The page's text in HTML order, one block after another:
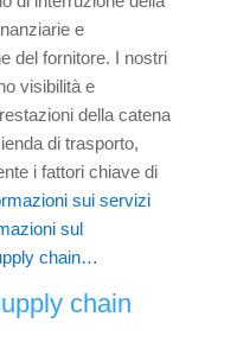
e
del fornitore. I nostri
visibilità e
della catena
di trasporto,
i fattori chiave di
sui servizi
sul
chain…
chain